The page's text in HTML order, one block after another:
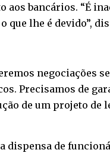
bancários. “É
que lhe é devido”,
negociações
Precisamos de
de um projeto de
de